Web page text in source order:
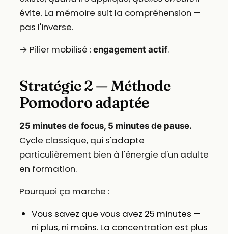
évite. La mémoire suit la compréhension —
pas l'inverse.
→ Pilier mobilisé : engagement actif.
Stratégie 2 — Méthode
Pomodoro adaptée
25 minutes de focus, 5 minutes de pause.
Cycle classique, qui s'adapte
particulièrement bien à l'énergie d'un adulte
en formation.
Pourquoi ça marche :
Vous savez que vous avez 25 minutes —
ni plus, ni moins. La concentration est plus